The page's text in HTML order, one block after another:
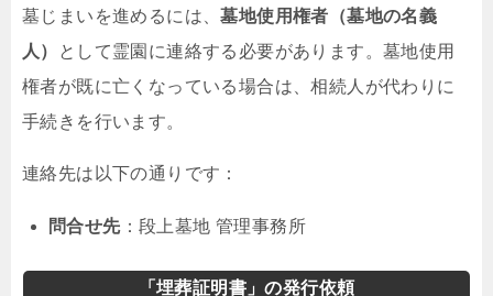
墓じまいを進めるには、墓地使用権者（墓地の名義
人）
として霊園に連絡する必要があります。墓地使用
権者が既に亡くなっている場合は、相続人が代わりに
手続きを行います。
連絡先は以下の通りです：
問合せ先：段上墓地 管理事務所
「埋葬証明書」の発行依頼